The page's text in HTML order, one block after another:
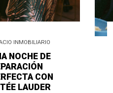
INMOBILIARIO
NOCHE DE
CON
LAUDER